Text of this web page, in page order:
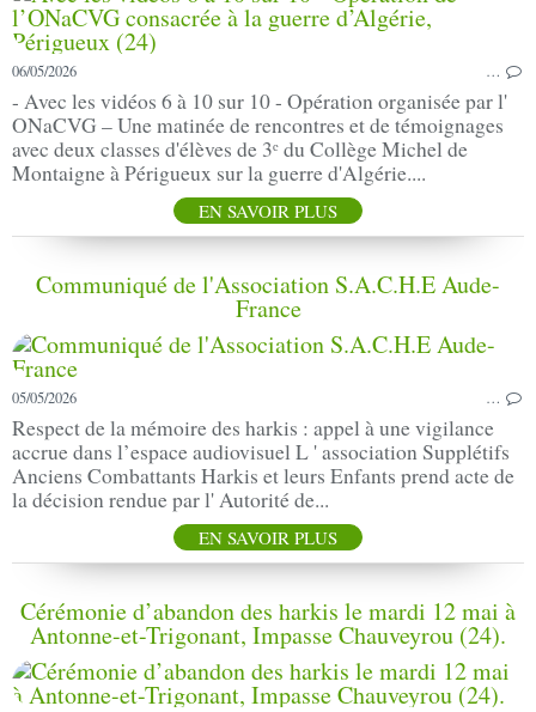
06/05/2026 …
- Avec les vidéos 6 à 10 sur 10 - Opération organisée par l'
ONaCVG – Une matinée de rencontres et de témoignages
avec deux classes d'élèves de 3ᵉ du Collège Michel de
Montaigne à Périgueux sur la guerre d'Algérie....
EN SAVOIR PLUS
Communiqué de l'Association S.A.C.H.E Aude-
France
05/05/2026 …
Respect de la mémoire des harkis : appel à une vigilance
accrue dans l’espace audiovisuel L ' association Supplétifs
Anciens Combattants Harkis et leurs Enfants prend acte de
la décision rendue par l' Autorité de...
EN SAVOIR PLUS
Cérémonie d’abandon des harkis le mardi 12 mai à
Antonne-et-Trigonant, Impasse Chauveyrou (24).